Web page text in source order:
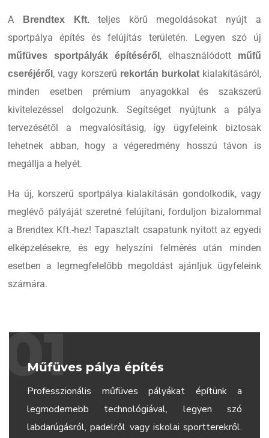
A Brendtex Kft.teljes körű megoldásokat nyújt a
sportpálya építés és felújítás területén. Legyen szó új
műfüves sportpályák építéséről , elhasználódott
műfű
cseréjéről , vagy korszerű rekortán burkolatkialakításáról,
minden esetben prémium anyagokkal és szakszerű
kivitelezéssel dolgozunk. Segítséget nyújtunk a pálya
tervezésétől a megvalósításig, így ügyfeleink biztosak
lehetnek abban, hogy a végeredmény hosszú távon is
megállja a helyét.
Ha új, korszerű sportpálya kialakításán gondolkodik, vagy
meglévő pályáját szeretné felújítani, forduljon bizalommal
a Brendtex Kft.-hez! Tapasztalt csapatunk nyitott az egyedi
elképzelésekre, és egy helyszíni felmérés után minden
esetben a legmegfelelőbb megoldást ajánljuk ügyfeleink
számára.
01
Műfüves pálya építés
Professzionális műfüves pályákat építünk a
legmodernebb technológiával, legyen szó
labdarúgásról, padelről vagy iskolai sportterekről.